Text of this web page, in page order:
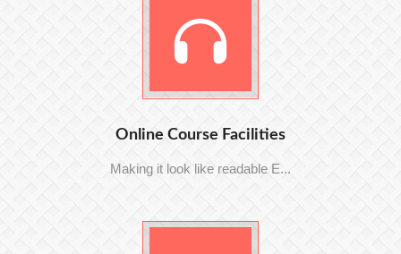
Online Course Facilities
Making it look like readable E...